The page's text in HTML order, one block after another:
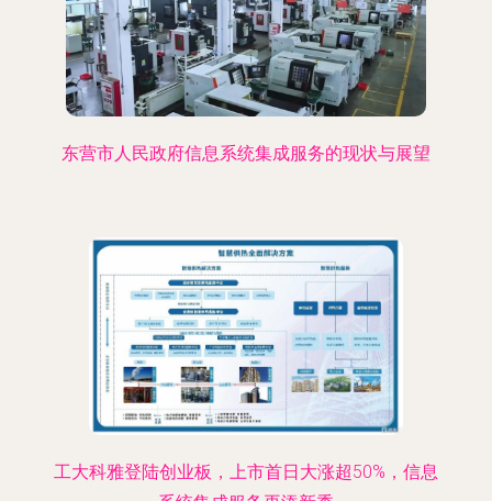
东营市人民政府信息系统集成服务的现状与展望
工大科雅登陆创业板，上市首日大涨超50%，信息